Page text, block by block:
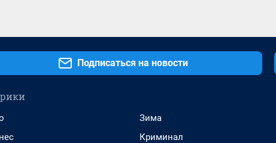
Подписаться на новости
Зима
Криминал